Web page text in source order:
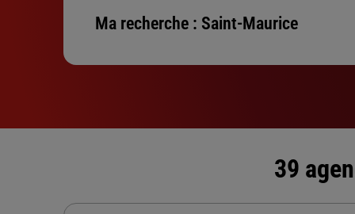
Ma recherche : Saint-Maurice
39